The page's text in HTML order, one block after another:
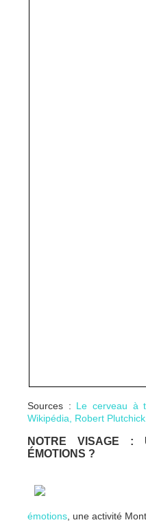
Sources : Le cerveau à
Wikipédia, Robert Plutchick
NOTRE VISAGE :
ÉMOTIONS ?
émotions , une activité